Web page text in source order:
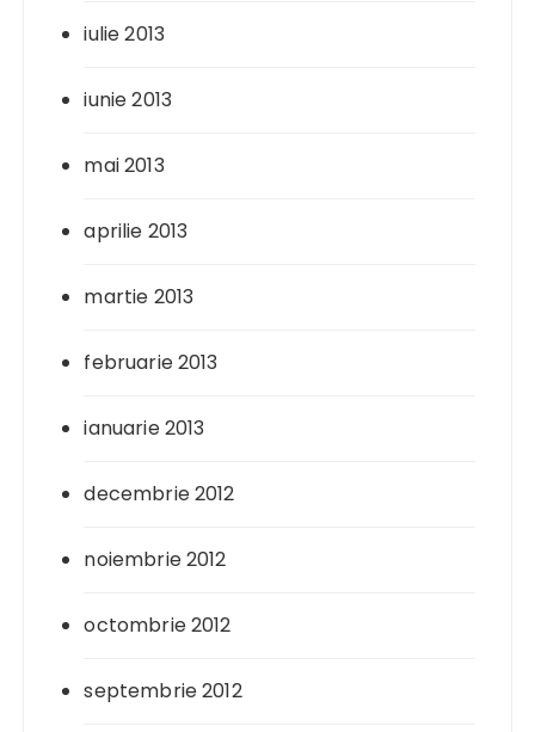
iulie 2013
iunie 2013
mai 2013
aprilie 2013
martie 2013
februarie 2013
ianuarie 2013
decembrie 2012
noiembrie 2012
octombrie 2012
septembrie 2012